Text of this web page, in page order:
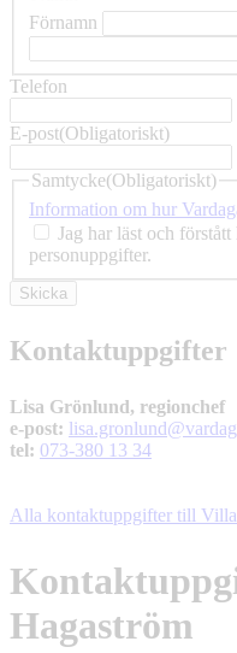
Förnamn
Telefon
E-post(Obligatoriskt)
Samtycke(Obligatoriskt)
Information om hur
Jag har läst och
personuppgifter.
Kontaktuppgifter
Lisa Grönlund, regionchef
e-post:
tel: 073-380 13 34
Alla kontaktuppgifter till
Hagaström